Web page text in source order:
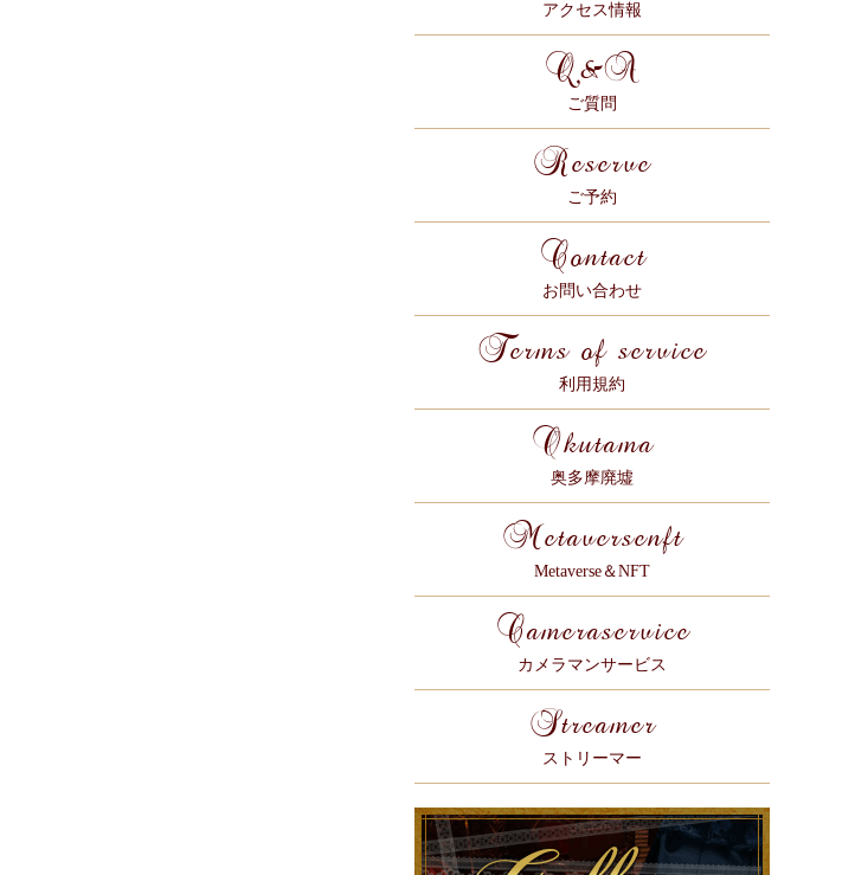
アクセス情報
Q&A
ご質問
Reserve
ご予約
Contact
お問い合わせ
Terms of service
利用規約
Okutama
奥多摩廃墟
Metaversenft
Metaverse＆NFT
Cameraservice
カメラマンサービス
Streamer
ストリーマー